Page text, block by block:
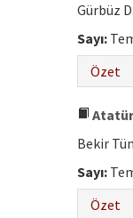
Gürbüz
Sayı:
Özet
Bekir
Sayı:
Özet